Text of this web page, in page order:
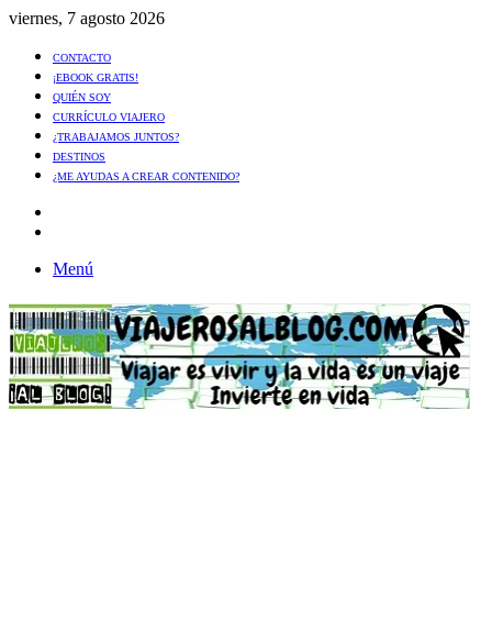
viernes, 7 agosto 2026
CONTACTO
¡EBOOK GRATIS!
QUIÉN SOY
CURRÍCULO VIAJERO
¿TRABAJAMOS JUNTOS?
DESTINOS
¿ME AYUDAS A CREAR CONTENIDO?
Menú